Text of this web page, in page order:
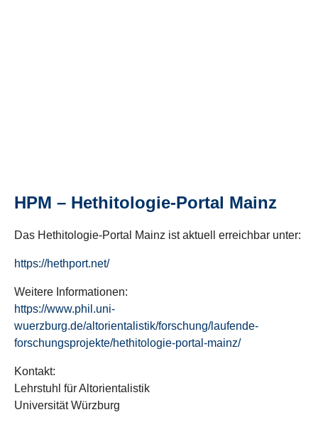
HPM – Hethitologie-Portal Mainz
Das Hethitologie-Portal Mainz ist aktuell erreichbar unter:
https://hethport.net/
Weitere Informationen:
https://www.phil.uni-
wuerzburg.de/altorientalistik/forschung/laufende-
forschungsprojekte/hethitologie-portal-mainz/
Kontakt:
Lehrstuhl für Altorientalistik
Universität Würzburg